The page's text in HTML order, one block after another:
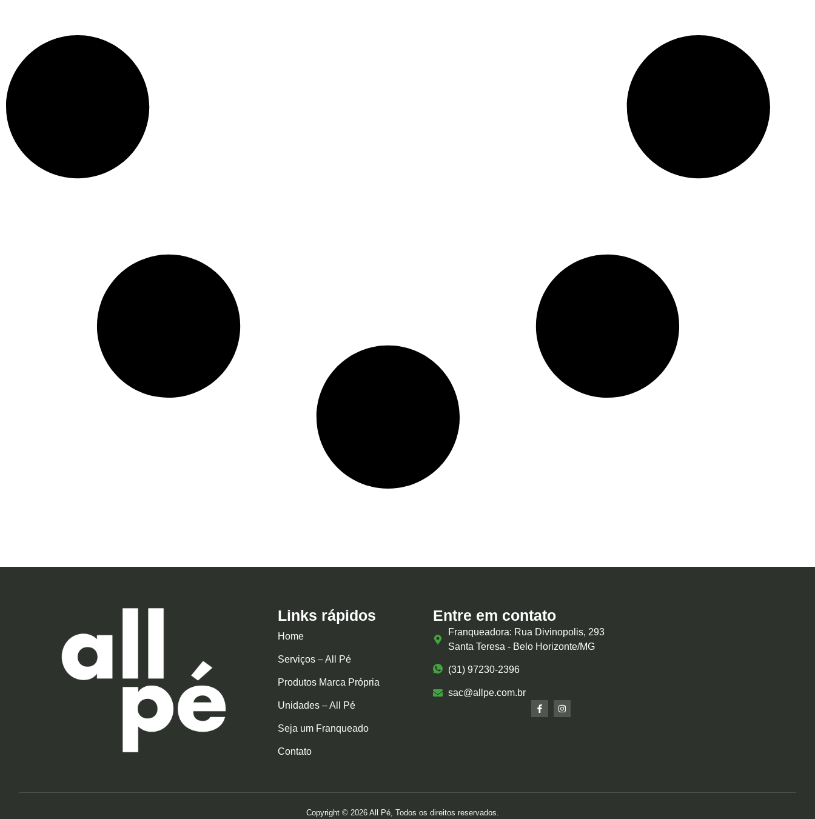
Links rápidos
Home
Serviços – All Pé
Produtos Marca Própria
Unidades – All Pé
Seja um Franqueado
Contato
Entre em contato
Franqueadora: Rua Divinopolis, 293
Santa Teresa - Belo Horizonte/MG
(31) 97230-2396
sac@allpe.com.br
Copyright © 2026 All Pé, Todos os direitos reservados.